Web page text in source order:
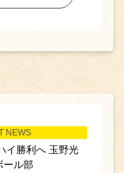
NEWS
イ勝利へ 玉野光
ール部